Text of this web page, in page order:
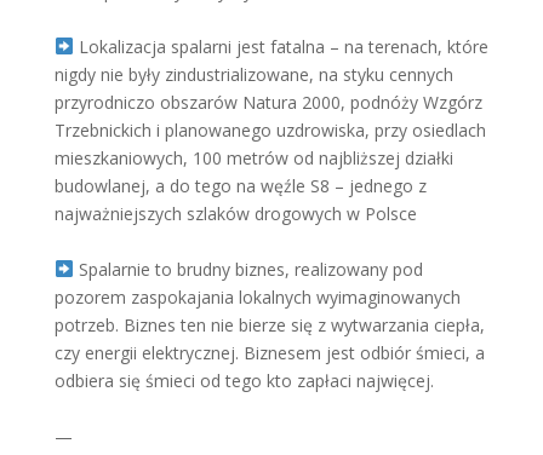
Lokalizacja spalarni jest fatalna – na terenach, które
nigdy nie były zindustrializowane, na styku cennych
przyrodniczo obszarów Natura 2000, podnóży Wzgórz
Trzebnickich i planowanego uzdrowiska, przy osiedlach
mieszkaniowych, 100 metrów od najbliższej działki
budowlanej, a do tego na węźle S8 – jednego z
najważniejszych szlaków drogowych w Polsce
Spalarnie to brudny biznes, realizowany pod
pozorem zaspokajania lokalnych wyimaginowanych
potrzeb. Biznes ten nie bierze się z wytwarzania ciepła,
czy energii elektrycznej. Biznesem jest odbiór śmieci, a
odbiera się śmieci od tego kto zapłaci najwięcej.
—